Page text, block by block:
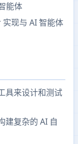
能体
实现与 AI 智能体
具来设计和测试
建复杂的 AI 自